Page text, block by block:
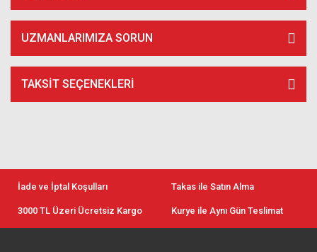
UZMANLARIMIZA SORUN
TAKSIT SEÇENEKLERI
İade ve İptal Koşulları Takas ile Satın Alma
3000 TL Üzeri Ücretsiz Kargo Kurye ile Aynı Gün Teslimat